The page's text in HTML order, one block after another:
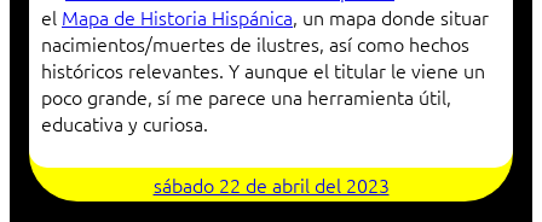
el Mapa de Historia Hispánica, un mapa donde situar
nacimientos/muertes de ilustres, así como hechos
históricos relevantes. Y aunque el titular le viene un
poco grande, sí me parece una herramienta útil,
educativa y curiosa.
sábado 22 de abril del 2023